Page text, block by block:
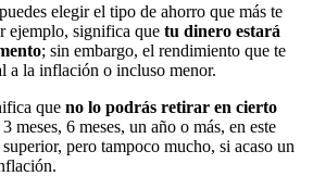
elegir el tipo de ahorro que más te
ejemplo, significa que tu dinero estará
; sin embargo, el rendimiento que te
a la inflación o incluso menor.
que no lo podrás retirar en cierto
meses, 6 meses, un año o más, en este
pero tampoco mucho, si acaso un